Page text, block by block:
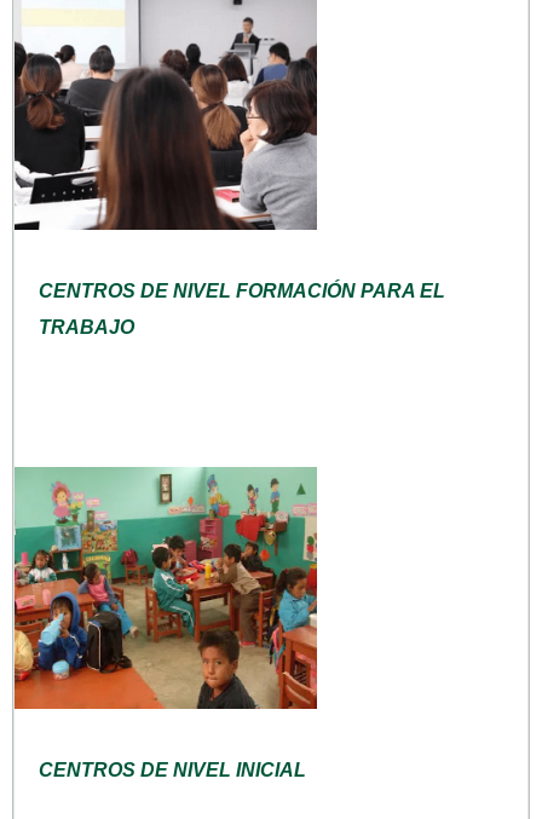
CENTROS DE NIVEL FORMACIÓN PARA EL
TRABAJO
CENTROS DE NIVEL INICIAL